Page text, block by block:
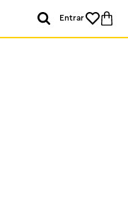
Entrar